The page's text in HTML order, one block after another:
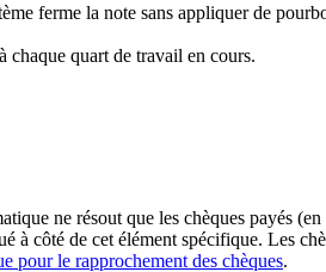
ferme la note sans appliquer de
chaque quart de travail en cours.
ne résout que les chèques payés
côté de cet élément spécifique. Les
pour le rapprochement des chèques.